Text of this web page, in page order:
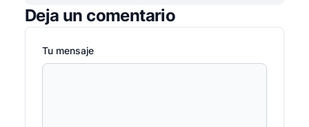
Deja un comentario
Tu mensaje